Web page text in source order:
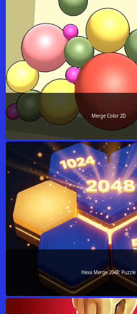
Merge Color 2D
Hexa Merge 2048: Puzzle